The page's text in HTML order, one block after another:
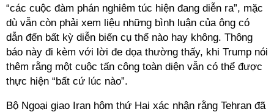
“các cuộc đàm phán nghiêm túc hiện đang diễn ra”, mặc
dù vẫn còn phải xem liệu những bình luận của ông có
dẫn đến bất kỳ diễn biến cụ thể nào hay không. Thông
báo này đi kèm với lời đe dọa thường thấy, khi Trump nói
thêm rằng một cuộc tấn công toàn diện vẫn có thể được
thực hiện “bất cứ lúc nào”.
Bộ Ngoại giao Iran hôm thứ Hai xác nhận rằng Tehran đã